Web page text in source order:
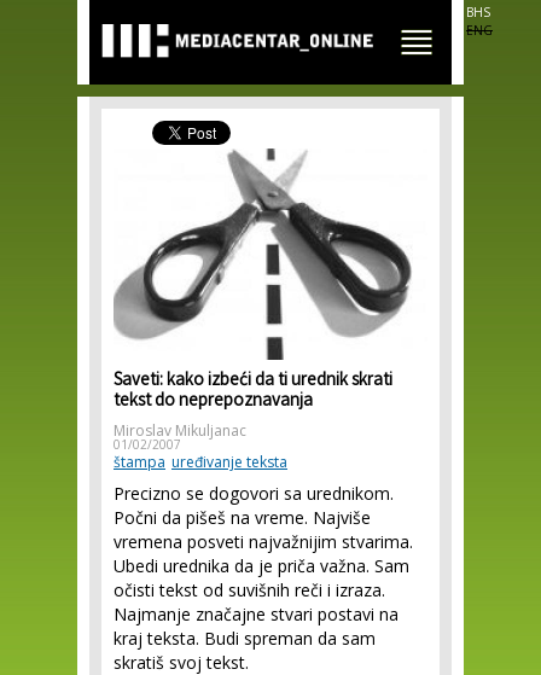
main
content
BHS
ENG
Saveti: kako izbeći da ti urednik skrati
tekst do neprepoznavanja
Miroslav Mikuljanac
01/02/2007
štampa uređivanje teksta
Precizno se dogovori sa urednikom.
Počni da pišeš na vreme. Najviše
vremena posveti najvažnijim stvarima.
Ubedi urednika da je priča važna. Sam
očisti tekst od suvišnih reči i izraza.
Najmanje značajne stvari postavi na
kraj teksta. Budi spreman da sam
skratiš svoj tekst.